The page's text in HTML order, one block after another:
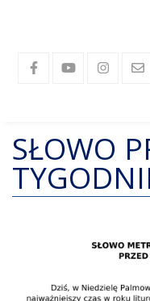
SANKTUARIUM
RELIKWIE
LANGUAGES
GALERIA
SŁOWO